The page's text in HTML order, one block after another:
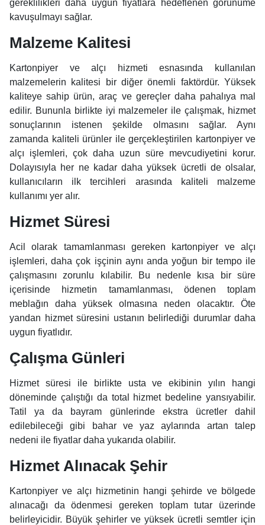
gereklilikleri daha uygun fiyatlara hedeflenen görünüme
kavuşulmayı sağlar.
Malzeme Kalitesi
Kartonpiyer ve alçı hizmeti esnasında kullanılan
malzemelerin kalitesi bir diğer önemli faktördür. Yüksek
kaliteye sahip ürün, araç ve gereçler daha pahalıya mal
edilir. Bununla birlikte iyi malzemeler ile çalışmak, hizmet
sonuçlarının istenen şekilde olmasını sağlar. Aynı
zamanda kaliteli ürünler ile gerçekleştirilen kartonpiyer ve
alçı işlemleri, çok daha uzun süre mevcudiyetini korur.
Dolayısıyla her ne kadar daha yüksek ücretli de olsalar,
kullanıcıların ilk tercihleri arasında kaliteli malzeme
kullanımı yer alır.
Hizmet Süresi
Acil olarak tamamlanması gereken kartonpiyer ve alçı
işlemleri, daha çok işçinin aynı anda yoğun bir tempo ile
çalışmasını zorunlu kılabilir. Bu nedenle kısa bir süre
içerisinde hizmetin tamamlanması, ödenen toplam
meblağın daha yüksek olmasına neden olacaktır. Öte
yandan hizmet süresini ustanın belirlediği durumlar daha
uygun fiyatlıdır.
Çalışma Günleri
Hizmet süresi ile birlikte usta ve ekibinin yılın hangi
döneminde çalıştığı da total hizmet bedeline yansıyabilir.
Tatil ya da bayram günlerinde ekstra ücretler dahil
edilebileceği gibi bahar ve yaz aylarında artan talep
nedeni ile fiyatlar daha yukarıda olabilir.
Hizmet Alınacak Şehir
Kartonpiyer ve alçı hizmetinin hangi şehirde ve bölgede
alınacağı da ödenmesi gereken toplam tutar üzerinde
belirleyicidir. Büyük şehirler ve yüksek ücretli semtler için